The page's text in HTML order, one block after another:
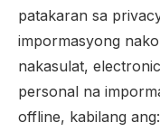
patakaran sa
impormasyong
nakasulat,
personal na
offline, kabilang